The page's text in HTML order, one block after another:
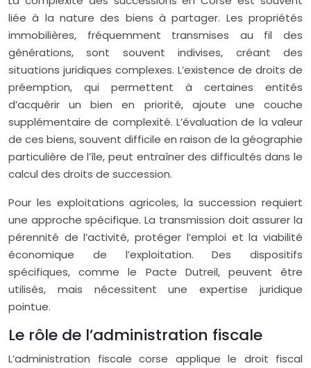
liée à la nature des biens à partager. Les propriétés
immobilières, fréquemment transmises au fil des
générations, sont souvent indivises, créant des
situations juridiques complexes. L’existence de droits de
préemption, qui permettent à certaines entités
d’acquérir un bien en priorité, ajoute une couche
supplémentaire de complexité. L’évaluation de la valeur
de ces biens, souvent difficile en raison de la géographie
particulière de l’île, peut entraîner des difficultés dans le
calcul des droits de succession.
Pour les exploitations agricoles, la succession requiert
une approche spécifique. La transmission doit assurer la
pérennité de l’activité, protéger l’emploi et la viabilité
économique de l’exploitation. Des dispositifs
spécifiques, comme le Pacte Dutreil, peuvent être
utilisés, mais nécessitent une expertise juridique
pointue.
Le rôle de l’administration fiscale
L’administration fiscale corse applique le droit fiscal